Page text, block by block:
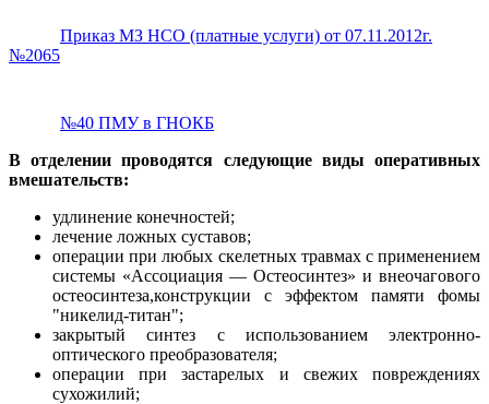
Приказ МЗ НСО (платные услуги) от 07.11.2012г.
№2065
№40 ПМУ в ГНОКБ
В отделении проводятся следующие виды оперативных
вмешательств:
удлинение конечностей;
лечение ложных суставов;
операции при любых скелетных травмах с применением
системы «Ассоциация — Остеосинтез» и внеочагового
остеосинтеза,конструкции с эффектом памяти фомы
"никелид-титан";
закрытый синтез с использованием электронно-
оптического преобразователя;
операции при застарелых и свежих повреждениях
сухожилий;